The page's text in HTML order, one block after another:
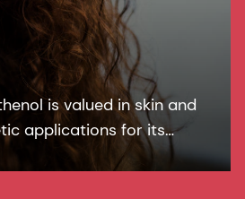
is valued in skin and
applications for its
It soothes sensitive